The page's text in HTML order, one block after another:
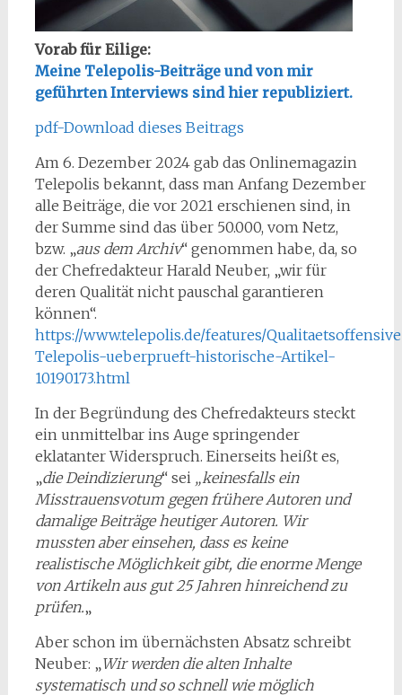
Vorab für Eilige:
Meine Telepolis-Beiträge und von mir
geführten Interviews sind hier republiziert.
pdf-Download dieses Beitrags
Am 6. Dezember 2024 gab das Onlinemagazin
Telepolis bekannt, dass man Anfang Dezember
alle Beiträge, die vor 2021 erschienen sind, in
der Summe sind das über 50.000, vom Netz,
bzw. „aus dem Archiv“ genommen habe, da, so
der Chefredakteur Harald Neuber, „wir für
deren Qualität nicht pauschal garantieren
können“.
https://www.telepolis.de/features/
Telepolis-ueberprueft-historische-Artikel-
10190173.html
In der Begründung des Chefredakteurs steckt
ein unmittelbar ins Auge springender
eklatanter Widerspruch. Einerseits heißt es,
„die Deindizierung“ sei „keinesfalls ein
Misstrauensvotum gegen frühere Autoren und
damalige Beiträge heutiger Autoren. Wir
mussten aber einsehen, dass es keine
realistische Möglichkeit gibt, die enorme Menge
von Artikeln aus gut 25 Jahren hinreichend zu
prüfen.„
Aber schon im übernächsten Absatz schreibt
Neuber: „Wir werden die alten Inhalte
systematisch und so schnell wie möglich